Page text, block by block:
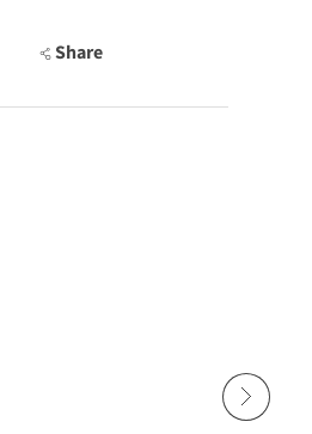
Share